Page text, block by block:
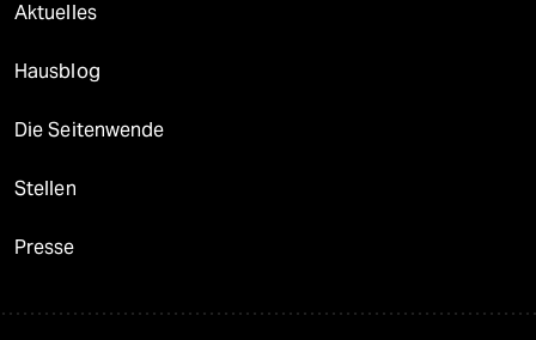
Aktuelles
Hausblog
Die Seitenwende
Stellen
Presse